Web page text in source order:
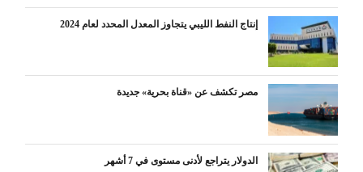
إنتاج النفط الليبي يتجاوز المعدل المحدد لعام 2024
مصر تكشف عن «قناة بحرية» جديدة
الدولار يتراجع لأدنى مستوى في 7 أشهر